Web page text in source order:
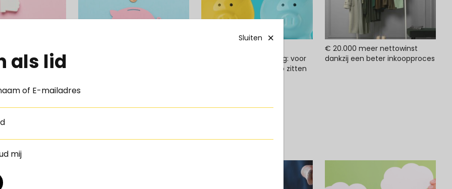
werkkapitaalfinanciering: voor
retailers die tijdelijk krap zitten
€ 20.000 meer nettowinst
dankzij een beter inkoopproces
Sluiten
als lid
of E-mailadres
mij